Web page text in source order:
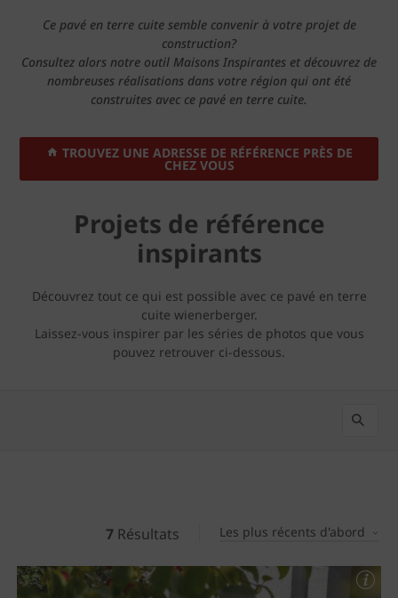
Ce pavé en terre cuite semble convenir à votre projet de
construction?
Consultez alors notre outil Maisons Inspirantes et découvrez de
nombreuses réalisations dans votre région qui ont été
construites avec ce pavé en terre cuite.
TROUVEZ UNE ADRESSE DE RÉFÉRENCE PRÈS DE
CHEZ VOUS
Projets de référence
inspirants
Découvrez tout ce qui est possible avec ce pavé en terre
cuite wienerberger.
Laissez-vous inspirer par les séries de photos que vous
pouvez retrouver ci-dessous.
7 Résultats Les plus récents d'abord